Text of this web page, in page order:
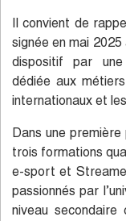
Il convient de
signée en mai
dispositif par
dédiée aux
internationaux et
Dans une
trois formations
e-sport et
passionnés par
niveau secondaire